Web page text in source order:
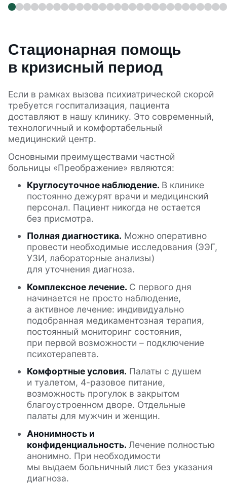
Стационарная помощь
в кризисный период
Если в рамках вызова психиатрической скорой
требуется госпитализация, пациента
доставляют в нашу клинику. Это современный,
технологичный и комфортабельный
медицинский центр.
Основными преимуществами частной
больницы «Преображение» являются:
Круглосуточное наблюдение. В клинике
постоянно дежурят врачи и медицинский
персонал. Пациент никогда не остается
без присмотра.
Полная диагностика. Можно оперативно
провести необходимые исследования (ЭЭГ,
УЗИ, лабораторные анализы)
для уточнения диагноза.
Комплексное лечение. С первого дня
начинается не просто наблюдение,
а активное лечение: индивидуально
подобранная медикаментозная терапия,
постоянный мониторинг состояния,
при первой возможности – подключение
психотерапевта.
Комфортные условия. Палаты с душем
и туалетом, 4-разовое питание,
возможность прогулок в закрытом
благоустроенном дворе. Отдельные
палаты для мужчин и женщин.
Анонимность и
конфиденциальность.Лечение полностью
анонимно. При необходимости
мы выдаем больничный лист без указания
диагноза.